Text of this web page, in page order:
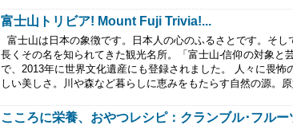
富士山トリビア! Mount Fuji Trivia!...
富士山は日本の象徴です。日本人の心のふるさとです。そし
長くその名を知られてきた観光名所。「富士山-信仰の対象と
で、2013年に世界文化遺産にも登録されました。 人々に畏怖
しい美しさ。川や森など暮らしに恵みをもたらす自然の源。
こころに栄養、おやつレシピ：クランブル･フルー